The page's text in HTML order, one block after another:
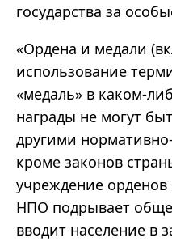
государства за
«Ордена и медали
использование
«медаль» в каком-
награды не могут
другими
кроме законов
учреждение
НПО подрывает
вводит население в